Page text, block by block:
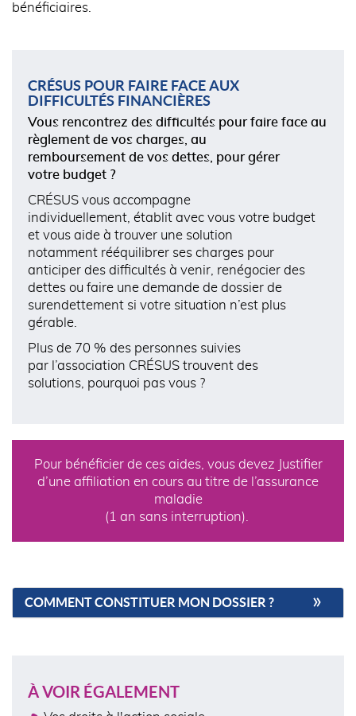
bénéficiaires.
CRÉSUS POUR FAIRE FACE AUX
DIFFICULTÉS FINANCIÈRES
Vous rencontrez des difficultés pour faire face au
règlement de vos charges, au
remboursement de vos dettes, pour gérer
votre budget ?
CRÉSUS vous accompagne
individuellement, établit avec vous votre budget
et vous aide à trouver une solution
notamment rééquilibrer ses charges pour
anticiper des difficultés à venir, renégocier des
dettes ou faire une demande de dossier de
surendettement si votre situation n’est plus
gérable.
Plus de 70 % des personnes suivies
par l’association CRÉSUS trouvent des
solutions, pourquoi pas vous ?
Pour bénéficier de ces aides, vous devez Justifier
d’une affiliation en cours au titre de l’assurance
maladie
(1 an sans interruption).
COMMENT CONSTITUER MON DOSSIER ?
À VOIR ÉGALEMENT